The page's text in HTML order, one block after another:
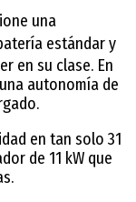
una
estándar y
en su clase. En
autonomía de
en tan solo 31
de 11 kW que